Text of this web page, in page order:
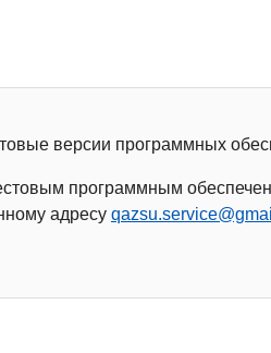
версии программных
программным
адресу